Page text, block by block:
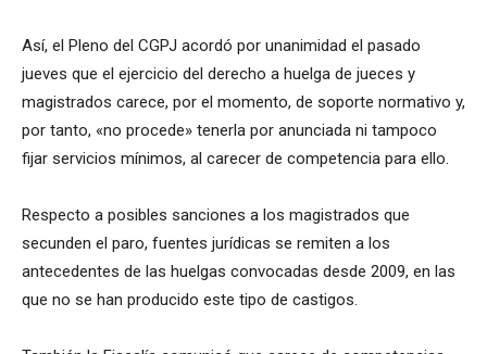
Así, el Pleno del CGPJ acordó por unanimidad el pasado
jueves que el ejercicio del derecho a huelga de jueces y
magistrados carece, por el momento, de soporte normativo y,
por tanto, «no procede» tenerla por anunciada ni tampoco
fijar servicios mínimos, al carecer de competencia para ello.
Respecto a posibles sanciones a los magistrados que
secunden el paro, fuentes jurídicas se remiten a los
antecedentes de las huelgas convocadas desde 2009, en las
que no se han producido este tipo de castigos.